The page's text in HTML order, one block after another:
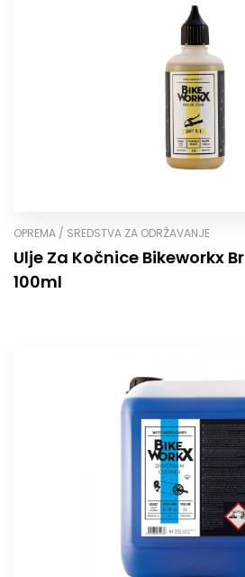
OPREMA / SREDSTVA ZA ODRŽAVANJE
Ulje Za Kočnice Bikeworkx
100ml